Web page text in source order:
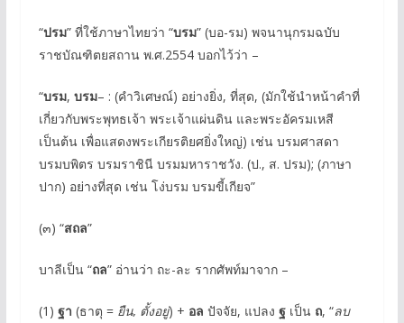
“ปรม” ที่ใช้ภาษาไทยว่า “บรม” (บอ-รม) พจนานุกรมฉบับ
ราชบัณฑิตยสถาน พ.ศ.2554 บอกไว้ว่า –
“บรม, บรม– : (คำวิเศษณ์) อย่างยิ่ง, ที่สุด, (มักใช้นําหน้าคําที่
เกี่ยวกับพระพุทธเจ้า พระเจ้าแผ่นดิน และพระอัครมเหสี
เป็นต้น เพื่อแสดงพระเกียรติยศยิ่งใหญ่) เช่น บรมศาสดา
บรมบพิตร บรมราชินี บรมมหาราชวัง. (ป., ส. ปรม); (ภาษา
ปาก) อย่างที่สุด เช่น โง่บรม บรมขี้เกียจ”
(๓) “สถล”
บาลีเป็น “ถล” อ่านว่า ถะ-ละ รากศัพท์มาจาก –
(1) ฐา (ธาตุ = ยืน, ตั้งอยู่) + อล ปัจจัย, แปลง ฐเป็น ถ, “ลบ